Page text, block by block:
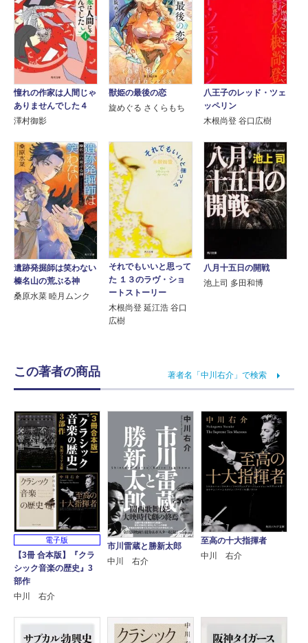
憧れの作家は人間じゃ
ありませんでした４
澤村御影
獣姫の最後の恋
旋めぐる さくらもち
八王子のレッド・ツェ
ッペリン
木根尚登 谷口広樹
遺跡発掘師は笑わない
榛名山の荒ぶる神
桑原水菜 睦月ムンク
それでもいいと思って
た １３のラヴ・ショ
ートストーリー
木根尚登 延江浩 谷口
広樹
八月十五日の開戦
池上司 多田和博
この著者の商品 著者名「中川右介」で検索
電子版
【3冊 合本版】『クラ
シック音楽の歴史』3
部作
中川 右介
市川雷蔵と勝新太郎
中川 右介
至高の十大指揮者
中川 右介